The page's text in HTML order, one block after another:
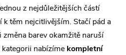
z nejdůležitějších částí
k těm nejcitlivějším. Stačí pád a
barev okamžitě naruší
nabízíme kompletní